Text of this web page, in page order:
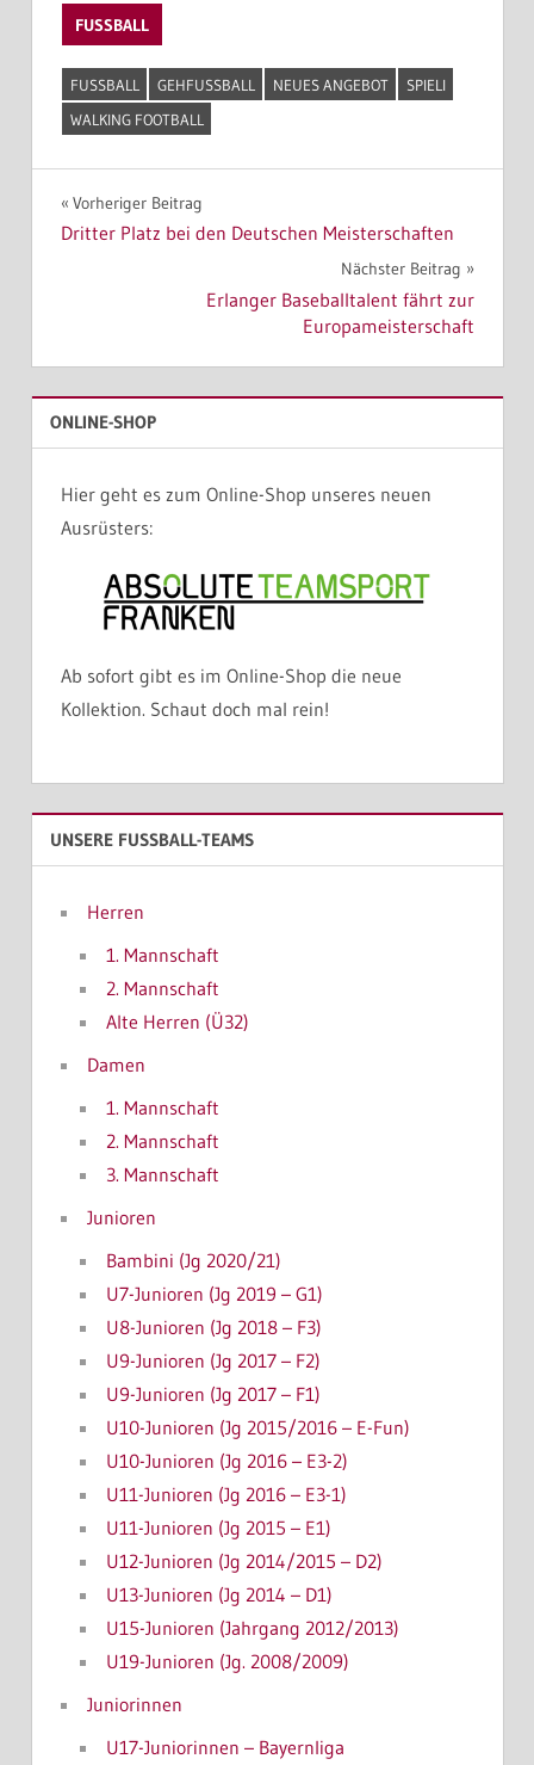
FUSSBALL
FUSSBALL GEHFUSSBALL NEUES ANGEBOT
SPIELI
WALKING FOOTBALL
Beitragsnavigation
Vorheriger Beitrag
Dritter Platz bei den Deutschen Meisterschaften
Nächster Beitrag
Erlanger Baseballtalent fährt zur
Europameisterschaft
ONLINE-SHOP
Hier geht es zum Online-Shop unseres neuen
Ausrüsters:
Ab sofort gibt es im Online-Shop die neue
Kollektion. Schaut doch mal rein!
UNSERE FUSSBALL-TEAMS
Herren
1. Mannschaft
2. Mannschaft
Alte Herren (Ü32)
Damen
1. Mannschaft
2. Mannschaft
3. Mannschaft
Junioren
Bambini (Jg 2020/21)
U7-Junioren (Jg 2019 – G1)
U8-Junioren (Jg 2018 – F3)
U9-Junioren (Jg 2017 – F2)
U9-Junioren (Jg 2017 – F1)
U10-Junioren (Jg 2015/2016 – E-Fun)
U10-Junioren (Jg 2016 – E3-2)
U11-Junioren (Jg 2016 – E3-1)
U11-Junioren (Jg 2015 – E1)
U12-Junioren (Jg 2014/2015 – D2)
U13-Junioren (Jg 2014 – D1)
U15-Junioren (Jahrgang 2012/2013)
U19-Junioren (Jg. 2008/2009)
Juniorinnen
U17-Juniorinnen – Bayernliga